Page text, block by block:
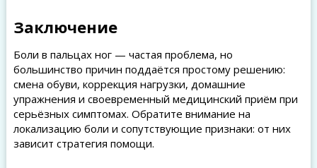
Заключение
Боли в пальцах ног — частая проблема, но
большинство причин поддаётся простому решению:
смена обуви, коррекция нагрузки, домашние
упражнения и своевременный медицинский приём при
серьёзных симптомах. Обратите внимание на
локализацию боли и сопутствующие признаки: от них
зависит стратегия помощи.